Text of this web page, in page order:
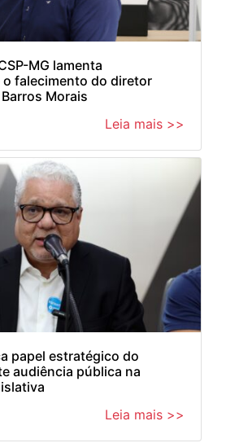
MG lamenta
falecimento do diretor
Morais
Leia mais >>
papel estratégico do
audiência pública na
Leia mais >>